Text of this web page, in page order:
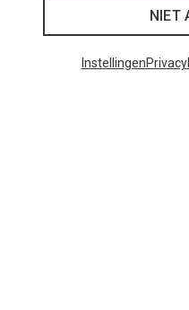
NIET
Instellingen